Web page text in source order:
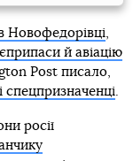
Новофедорівці,
й авіацію
Post писало,
спецпризначенці.
росії